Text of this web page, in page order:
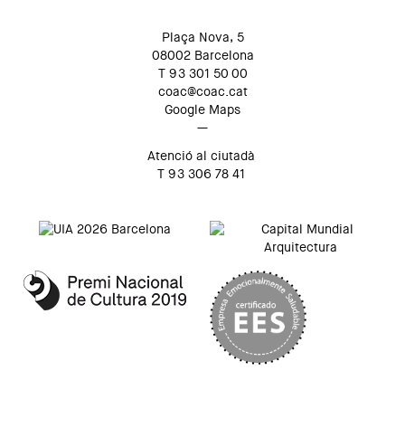
Plaça Nova, 5
08002 Barcelona
T 93 301 50 00
coac@coac.cat
Google Maps
—
Atenció al ciutadà
T 93 306 78 41